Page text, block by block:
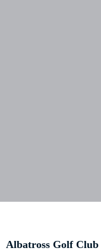
Albatross Golf Club